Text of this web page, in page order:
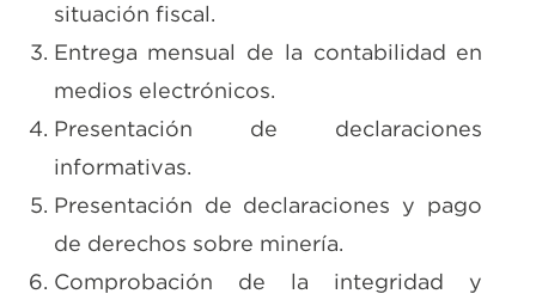
situación fiscal.
Entrega mensual de la contabilidad en
medios electrónicos.
Presentación de declaraciones
informativas.
Presentación de declaraciones y pago
de derechos sobre minería.
Comprobación de la integridad y